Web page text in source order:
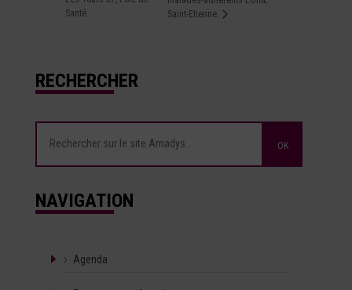
Santé
Saint-Etienne
RECHERCHER
NAVIGATION
Agenda